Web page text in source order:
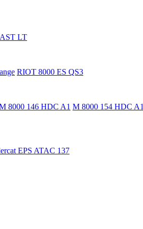
LT
RIOT 8000 ES QS3
8000 146 HDC A1 M 8000 154 HDC A1
EPS ATAC 137